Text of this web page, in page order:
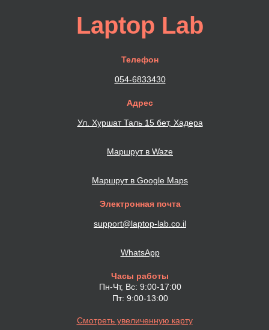
Laptop Lab
Телефон
054-6833430
Адрес
Ул. Хуршат Таль 15 бет, Хадера
Маршрут в Waze
Маршрут в Google Maps
Электронная почта
support@laptop-lab.co.il
WhatsApp
Часы работы
Пн-Чт, Вс: 9:00-17:00
Пт: 9:00-13:00
Смотреть увеличенную карту